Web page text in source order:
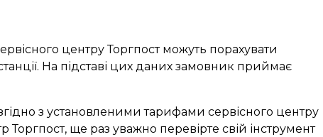
центру Торгпост можуть порахувати
На підставі цих даних замовник приймає
з установленими тарифами сервісного центру
ще раз уважно перевірте свій інструмент